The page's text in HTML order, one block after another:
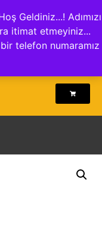
Geldiniz...! Adımızı
itimat etmeyiniz...
telefon numaramız